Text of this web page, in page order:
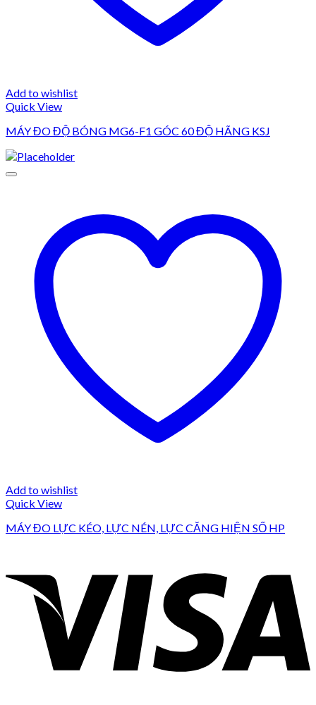
Add to wishlist
Quick View
MÁY ĐO ĐỘ BÓNG MG6-F1 GÓC 60 ĐỘ HÃNG KSJ
Add to wishlist
Quick View
MÁY ĐO LỰC KÉO, LỰC NÉN, LỰC CĂNG HIỆN SỐ HP